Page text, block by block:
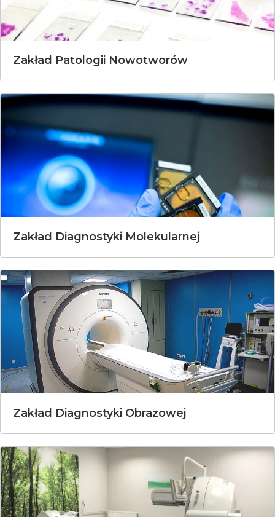
Zakład Patologii Nowotworów
Zakład Diagnostyki Molekularnej
Zakład Diagnostyki Obrazowej